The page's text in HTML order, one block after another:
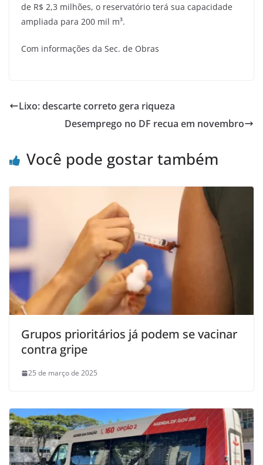
de R$ 2,3 milhões, o reservatório terá sua capacidade
ampliada para 200 mil m³.
Com informações da Sec. de Obras
Lixo: descarte correto gera riqueza
Desemprego no DF recua em novembro
Você pode gostar também
Grupos prioritários já podem se vacinar
contra gripe
25 de março de 2025